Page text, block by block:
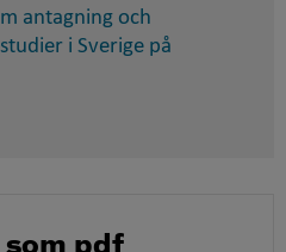
antagning och
i Sverige på
pdf